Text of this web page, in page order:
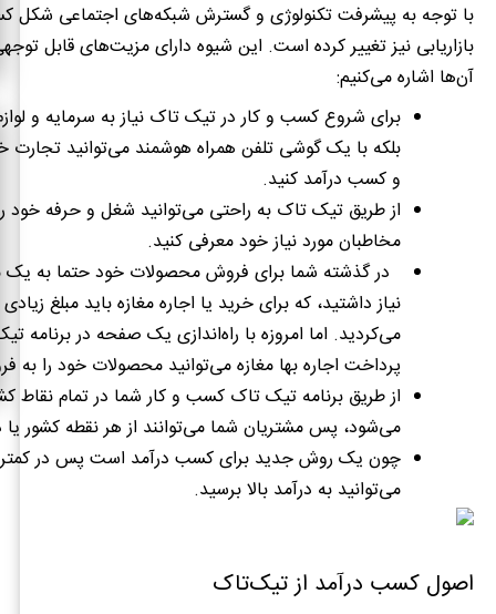
با توجه به پیشرفت تکنولوژی و گسترش شبکه‌های اجتماعی شکل
بازاریابی نیز تغییر کرده است. این شیوه دارای مزیت‌های قابل
آن‌ها اشاره می‌کنیم:
برای شروع کسب و کار در تیک تاک نیاز به سرمایه و
بلکه با یک گوشی تلفن همراه هوشمند می‌توانید تجارت
و کسب درآمد کنید.
از طریق تیک تاک به راحتی می‌توانید شغل و حرفه خود
مخاطبان مورد نیاز خود معرفی کنید.
در گذشته شما برای فروش محصولات خود حتما به یک
نیاز داشتید، که برای خرید یا اجاره مغازه باید مبلغ
می‌کردید. اما امروزه با راه‌اندازی یک صفحه در برنامه
پرداخت اجاره بها مغازه می‌توانید محصولات خود را به
از طریق برنامه تیک تاک کسب و کار شما در تمام نقاط
می‌شود، پس مشتریان شما می‌توانند از هر نقطه کشور یا
چون یک روش جدید برای کسب درآمد است پس در
می‌توانید به درآمد بالا برسید.
اصول کسب درآمد از تیک‌تاک